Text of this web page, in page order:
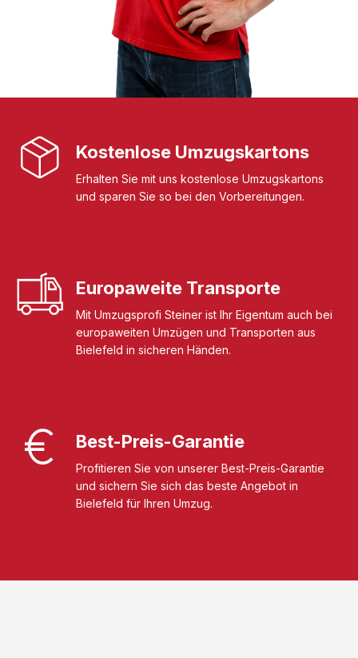
Kostenlose Umzugskartons
Erhalten Sie mit uns kostenlose Umzugskartons
und sparen Sie so bei den Vorbereitungen.
Europaweite Transporte
Mit Umzugsprofi Steiner ist Ihr Eigentum auch bei
europaweiten Umzügen und Transporten aus
Bielefeld in sicheren Händen.
Best-Preis-Garantie
Profitieren Sie von unserer Best-Preis-Garantie
und sichern Sie sich das beste Angebot in
Bielefeld für Ihren Umzug.